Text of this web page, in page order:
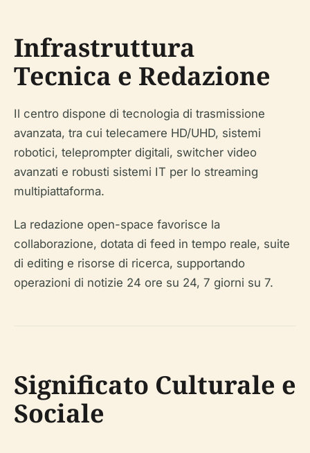
Infrastruttura
Tecnica e Redazione
Il centro dispone di tecnologia di trasmissione
avanzata, tra cui telecamere HD/UHD, sistemi
robotici, teleprompter digitali, switcher video
avanzati e robusti sistemi IT per lo streaming
multipiattaforma.
La redazione open-space favorisce la
collaborazione, dotata di feed in tempo reale, suite
di editing e risorse di ricerca, supportando
operazioni di notizie 24 ore su 24, 7 giorni su 7.
Significato Culturale e
Sociale